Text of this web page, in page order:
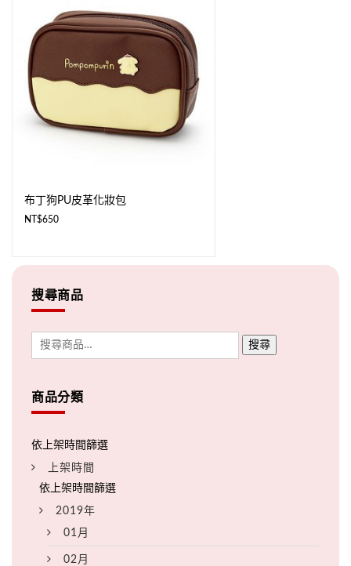
布丁狗PU皮革化妝包
NT$650
搜尋商品
搜尋
商品分類
上架時間
2019年
01月
02月